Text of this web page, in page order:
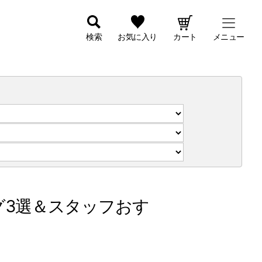
検索 お気に入り カート メニュー
3選＆スタッフおす